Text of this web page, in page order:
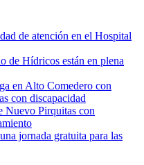
de atención en el Hospital
de Hídricos están en plena
en Alto Comedero con
con discapacidad
Nuevo Pirquitas con
jornada gratuita para las